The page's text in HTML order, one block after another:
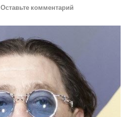
Оставьте комментарий